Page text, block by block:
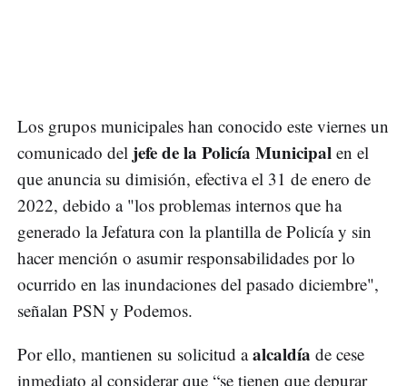
Los grupos municipales han conocido este viernes un
comunicado del jefe de la Policía Municipal en el
que anuncia su dimisión, efectiva el 31 de enero de
2022, debido a "los problemas internos que ha
generado la Jefatura con la plantilla de Policía y sin
hacer mención o asumir responsabilidades por lo
ocurrido en las inundaciones del pasado diciembre",
señalan PSN y Podemos.
Por ello, mantienen su solicitud aalcaldía de cese
inmediato al considerar que “se tienen que depurar